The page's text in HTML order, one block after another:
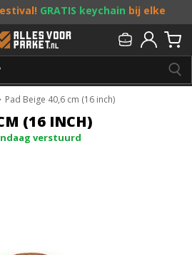
GRATIS keychain bij elke
toffe acties! Doe je mee?
013 - 207 00 01
Pad Beige 40,6 cm (16 inch)
(16 INCH)
verstuurd